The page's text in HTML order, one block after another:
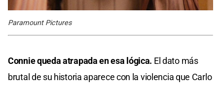
Paramount Pictures
Connie queda atrapada en esa lógica. El dato más
brutal de su historia aparece con la violencia que Carlo